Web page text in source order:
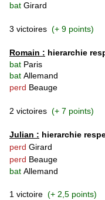
bat Girard
3 victoires (+ 9 points)
Romain : hierarchie
bat Paris
bat Allemand
perd Beauge
2 victoires (+ 7 points)
Julian : hierarchie
perd Girard
perd Beauge
bat Allemand
1 victoire (+ 2,5 points)